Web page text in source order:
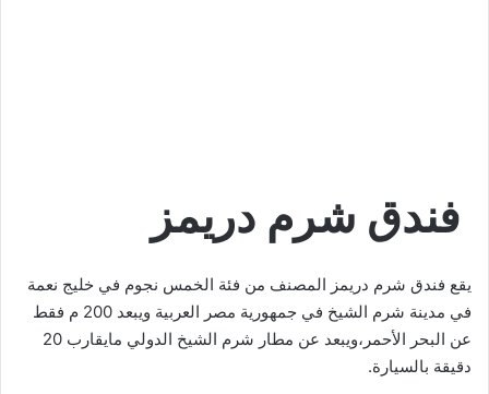
فندق شرم دريمز
يقع فندق شرم دريمز المصنف من فئة الخمس نجوم في خليج نعمة
في مدينة شرم الشيخ في جمهورية مصر العربية ويبعد 200 م فقط
عن البحر الأحمر،ويبعد عن مطار شرم الشيخ الدولي مايقارب 20
دقيقة بالسيارة.